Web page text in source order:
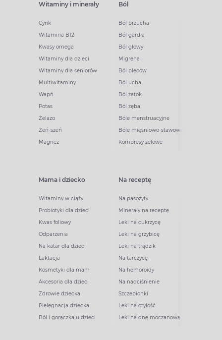
Witaminy i minerały
Cynk
Witamina B12
Kwasy omega
Witaminy dla dzieci
Witaminy dla seniorów
Multiwitaminy
Wapń
Potas
Żelazo
Żeń-szeń
Magnez
Ból
Ból brzucha
Ból gardła
Ból głowy
Migrena
Ból pleców
Ból ucha
Ból zatok
Ból zęba
Bóle menstruacyjne
Bóle mięśniowo-stawowe
Kompresy żelowe
Mama i dziecko
Witaminy w ciąży
Probiotyki dla dzieci
Kwas foliowy
Odparzenia
Na katar dla dzieci
Laktacja
Kosmetyki dla mam
Akcesoria dla dzieci
Zdrowie dziecka
Pielęgnacja dziecka
Ból i gorączka u dzieci
Na receptę
Na pasożyty
Minerały na receptę
Leki na cukrzycę
Leki na grzybicę
Leki na trądzik
Na tarczycę
Na hemoroidy
Na nadciśnienie
Szczepionki
Leki na otyłość
Leki na dnę moczanową